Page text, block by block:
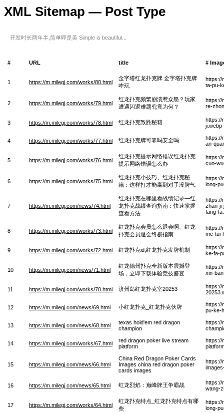
XML Sitemap — Post Type
开发时长两年半,简单即是美 Simple is beautiful...
# URL title #
1 https://m.milegj.com/works/80.html
金字塔红龙扑克牌 金字塔扑克牌
咋玩
https://
ta-pu-
2 https://m.milegj.com/works/79.html
红龙扑克频繁崩溃惹众怒？玩家
遭遇闪退难题究竟为何？
https://
re-
3 https://m.milegj.com/works/78.html 红龙扑克致胜秘籍
https://
ji.webp
4 https://m.milegj.com/works/77.html 红龙扑克牌可靠吗安全吗
https://
an-
5 https://m.milegj.com/works/76.html
红龙扑克提示网络错误红龙扑克
提示网络错误怎么办
https://
cuo-
6 https://m.milegj.com/works/75.html
红龙扑克小技巧、红龙扑克秘
籍：这样打才能赢到对手没脾气
https://
long-
7 https://m.milegj.com/news/74.html
红龙扑克在哪里看战绩记录—红
龙扑克战绩查询指南：快速掌握
查看方法
https://
zhan-
fang-
8 https://m.milegj.com/works/73.html
红龙扑克会员怎么退会啊、红龙
扑克会员退会终极指南
https://
me-tui-
9 https://m.milegj.com/works/72.html 红龙扑克id;红龙扑克发牌机制
https://
ke-fa-
10 https://m.milegj.com/news/71.html
红龙德州扑克全新版本震撼登
场，立即下载体验竞技盛宴
https://
xin-
11 https://m.milegj.com/works/70.html 济州岛红龙扑克室20253
https://
12 https://m.milegj.com/news/69.html 小红龙扑克_红龙扑克伙牌
https://
pu-ke-
13 https://m.milegj.com/news/68.html
texas hold'em red dragon
champion
https://
14 https://m.milegj.com/works/67.html
red dragon poker live stream
platform
https://
15 https://m.milegj.com/news/66.html
China Red Dragon Poker Cards
Images china red dragon poker
cards images
https://
16 https://m.milegj.com/news/65.html 红龙烈焰：巅峰牌王争霸战
https://
wang-
17 https://m.milegj.com/works/64.html
红龙扑克特点_红龙扑克特点有哪
些
https://
long-